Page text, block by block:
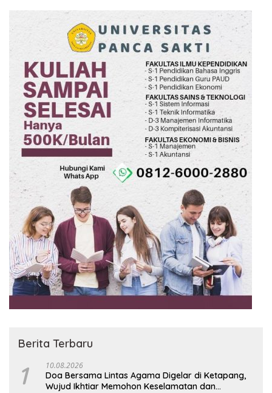
Berita Terbaru
1 10.08.2026
Doa Bersama Lintas Agama Digelar di Ketapang,
Wujud Ikhtiar Memohon Keselamatan dan